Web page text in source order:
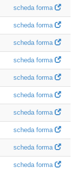
scheda forma
scheda forma
scheda forma
scheda forma
scheda forma
scheda forma
scheda forma
scheda forma
scheda forma
scheda forma